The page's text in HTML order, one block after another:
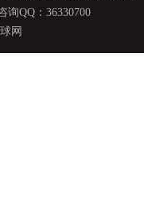
询QQ：36330700
网